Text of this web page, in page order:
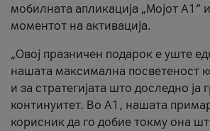
мобилната апликација „Мојот А1“
моментот на активација.
„Овој празничен подарок е уште
нашата максимална посветеност
и за стратегијата што доследно ја
континуитет. Во А1, нашата
корисник да го добие токму она